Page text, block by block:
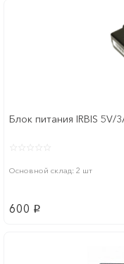
Блок питания IRBIS 5V/
Основной склад: 2 шт
600 p